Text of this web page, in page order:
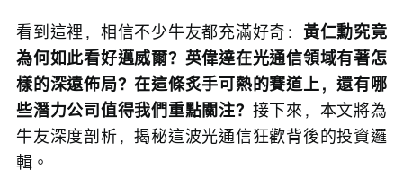
看到這裡，相信不少牛友都充滿好奇： 黃仁勳究竟
為何如此看好邁威爾？英偉達在光通信領域有著怎
樣的深遠佈局？在這條炙手可熱的賽道上，還有哪
些潛力公司值得我們重點關注？ 接下來，本文將為
牛友深度剖析，揭秘這波光通信狂歡背後的投資邏
輯。